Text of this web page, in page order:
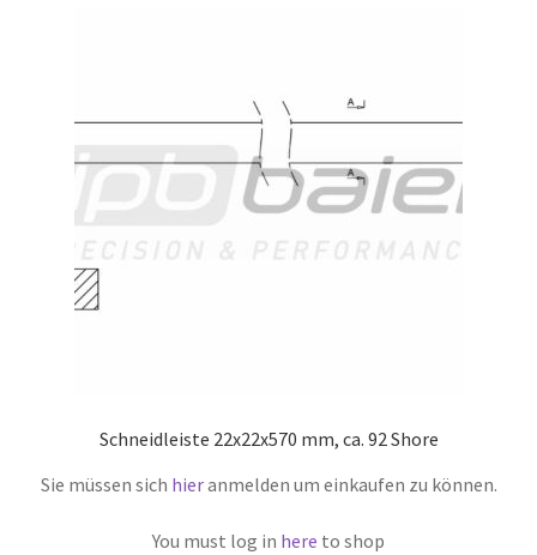
Schneidleiste 22x22x570 mm, ca. 92 Shore
Sie müssen sich hieranmelden um einkaufen zu können.
You must log in here to shop